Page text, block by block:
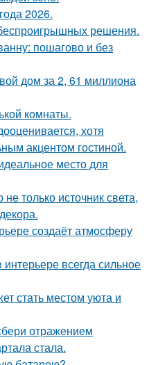
2026.
решения.
пошагово и без
дом за 2, 61 миллиона
комнаты.
хотя
акцентом гостиной.
место для
только источник света,
создаёт атмосферу
всегда сильное
стать местом уюта и
отражением
стала.